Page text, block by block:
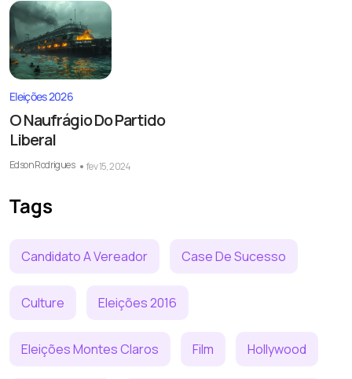
Eleições 2026
O Naufrágio Do Partido
Liberal
Edson Rodrigues fev 15, 2024
Tags
Candidato A Vereador Case De Sucesso
Culture Eleições 2016
Eleições Montes Claros Film Hollywood